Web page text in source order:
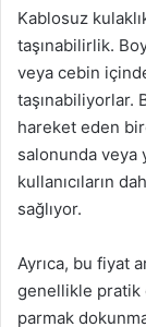
Kablosuz
taşınabilirlik.
veya cebin
taşınabiliyorlar.
hareket eden
salonunda veya
kullanıcıların
sağlıyor.
Ayrıca, bu fiyat
genellikle pratik
parmak